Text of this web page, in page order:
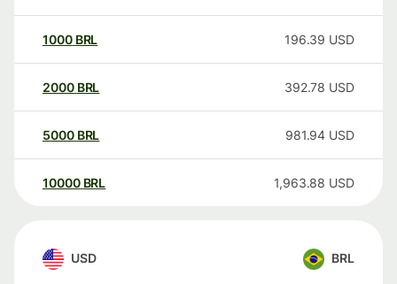
1000 BRL 196.39 USD
2000 BRL 392.78 USD
5000 BRL 981.94 USD
10000 BRL 1,963.88 USD
USD BRL